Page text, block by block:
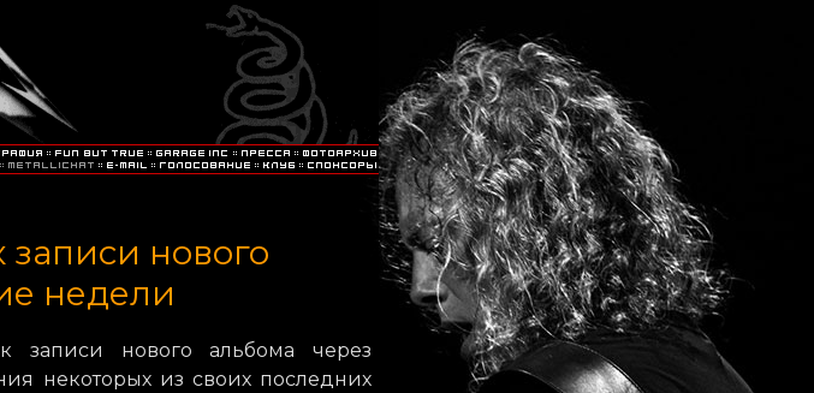
записи нового
недели
записи нового альбома через
некоторых из своих последних